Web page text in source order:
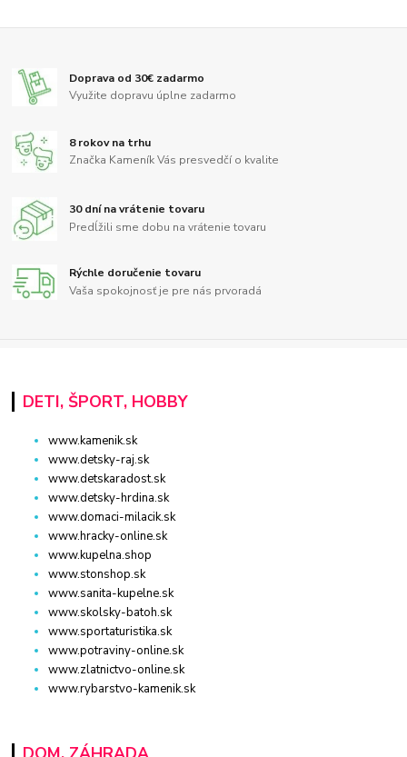
Doprava od 30€ zadarmo
Využite dopravu úplne zadarmo
8 rokov na trhu
Značka Kameník Vás presvedčí o kvalite
30 dní na vrátenie tovaru
Predĺžili sme dobu na vrátenie tovaru
Rýchle doručenie tovaru
Vaša spokojnosť je pre nás prvoradá
DETI, ŠPORT, HOBBY
www.kamenik.sk
www.detsky-raj.sk
www.detskaradost.sk
www.detsky-hrdina.sk
www.domaci-milacik.sk
www.hracky-online.sk
www.kupelna.shop
www.stonshop.sk
www.sanita-kupelne.sk
www.skolsky-batoh.sk
www.sportaturistika.sk
www.potraviny-online.sk
www.zlatnictvo-online.sk
www.rybarstvo-kamenik.sk